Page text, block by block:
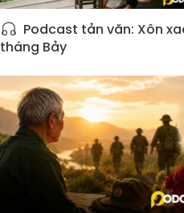
Podcast tản văn: Xôn
tháng Bảy